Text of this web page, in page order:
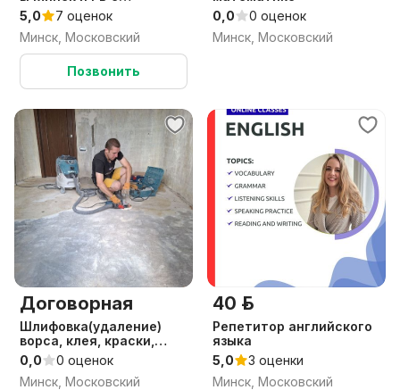
Грузчиками
5,0
7 оценок
Минск, Московский
Позвонить
0,0
0 оценок
Минск, Московский
Договорная
Шлифовка(удаление)
ворса, клея, краски,
битума, масляной
краски
0,0
0 оценок
Минск, Московский
40 р.
Репетитор английского
языка
5,0
3 оценки
Минск, Московский